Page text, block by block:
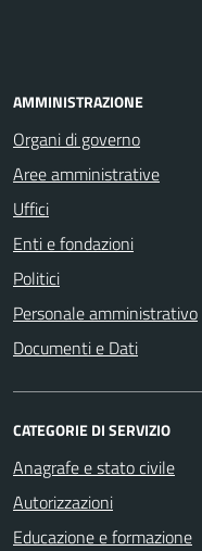
AMMINISTRAZIONE
Organi di governo
Aree amministrative
Uffici
Enti e fondazioni
Politici
Personale amministrativo
Documenti e Dati
CATEGORIE DI SERVIZIO
Anagrafe e stato civile
Autorizzazioni
Educazione e formazione